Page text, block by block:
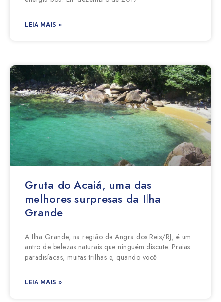
LEIA MAIS »
Gruta do Acaiá, uma das
melhores surpresas da Ilha
Grande
A Ilha Grande, na região de Angra dos Reis/RJ, é um
antro de belezas naturais que ninguém discute. Praias
paradisíacas, muitas trilhas e, quando você
LEIA MAIS »